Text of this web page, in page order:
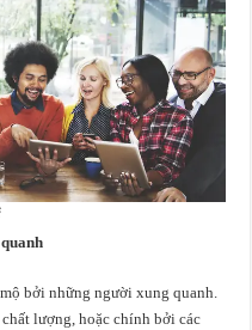
bởi những người xung quanh.
lượng, hoặc chính bởi các